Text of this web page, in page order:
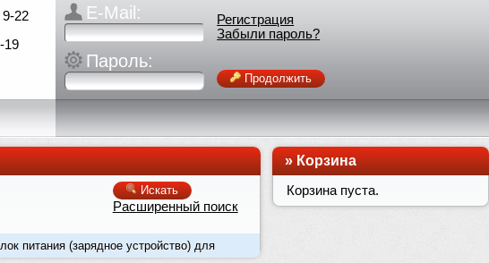
22
19
E-Mail:
Пароль:
Регистрация
Забыли пароль?
Продолжить
Искать
Расширенный поиск
питания (зарядное устройство) для
»Корзина
Корзина пуста.